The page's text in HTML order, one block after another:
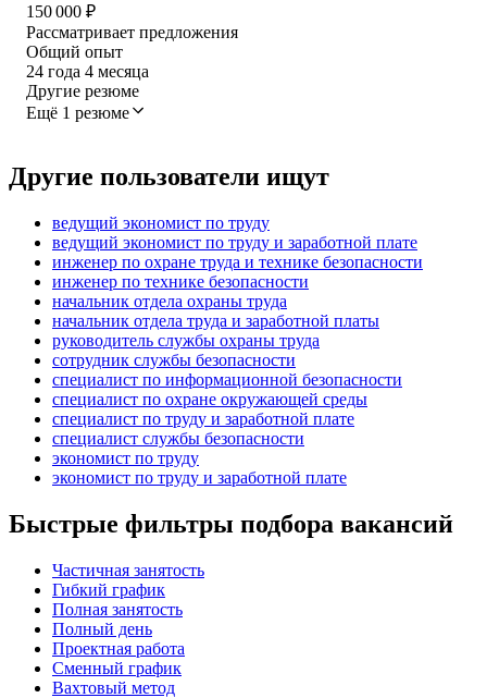
150 000 ₽
Рассматривает предложения
Общий опыт
24 года 4 месяца
Другие резюме
Ещё 1 резюме
Другие пользователи ищут
ведущий экономист по труду
ведущий экономист по труду и заработной плате
инженер по охране труда и технике безопасности
инженер по технике безопасности
начальник отдела охраны труда
начальник отдела труда и заработной платы
руководитель службы охраны труда
сотрудник службы безопасности
специалист по информационной безопасности
специалист по охране окружающей среды
специалист по труду и заработной плате
специалист службы безопасности
экономист по труду
экономист по труду и заработной плате
Быстрые фильтры подбора вакансий
Частичная занятость
Гибкий график
Полная занятость
Полный день
Проектная работа
Сменный график
Вахтовый метод